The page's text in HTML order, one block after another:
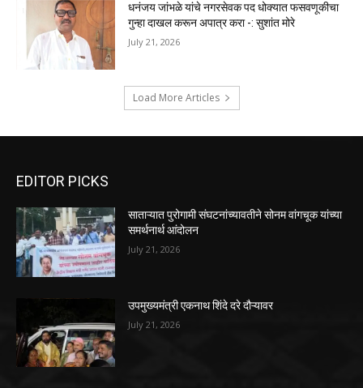
धनंजय जांभळे यांचे नगरसेवक पद धोक्यात फसवणूकीचा
गुन्हा दाखल करून अपात्र करा -: सुशांत मोरे
July 21, 2026
Load More Articles
EDITOR PICKS
साताऱ्यात पुरोगामी संघटनांच्यावतीने सोनम वांगचूक यांच्या
समर्थनार्थ आंदोलन
July 21, 2026
उपमुख्यमंत्री एकनाथ शिंदे दरे दौऱ्यावर
July 21, 2026